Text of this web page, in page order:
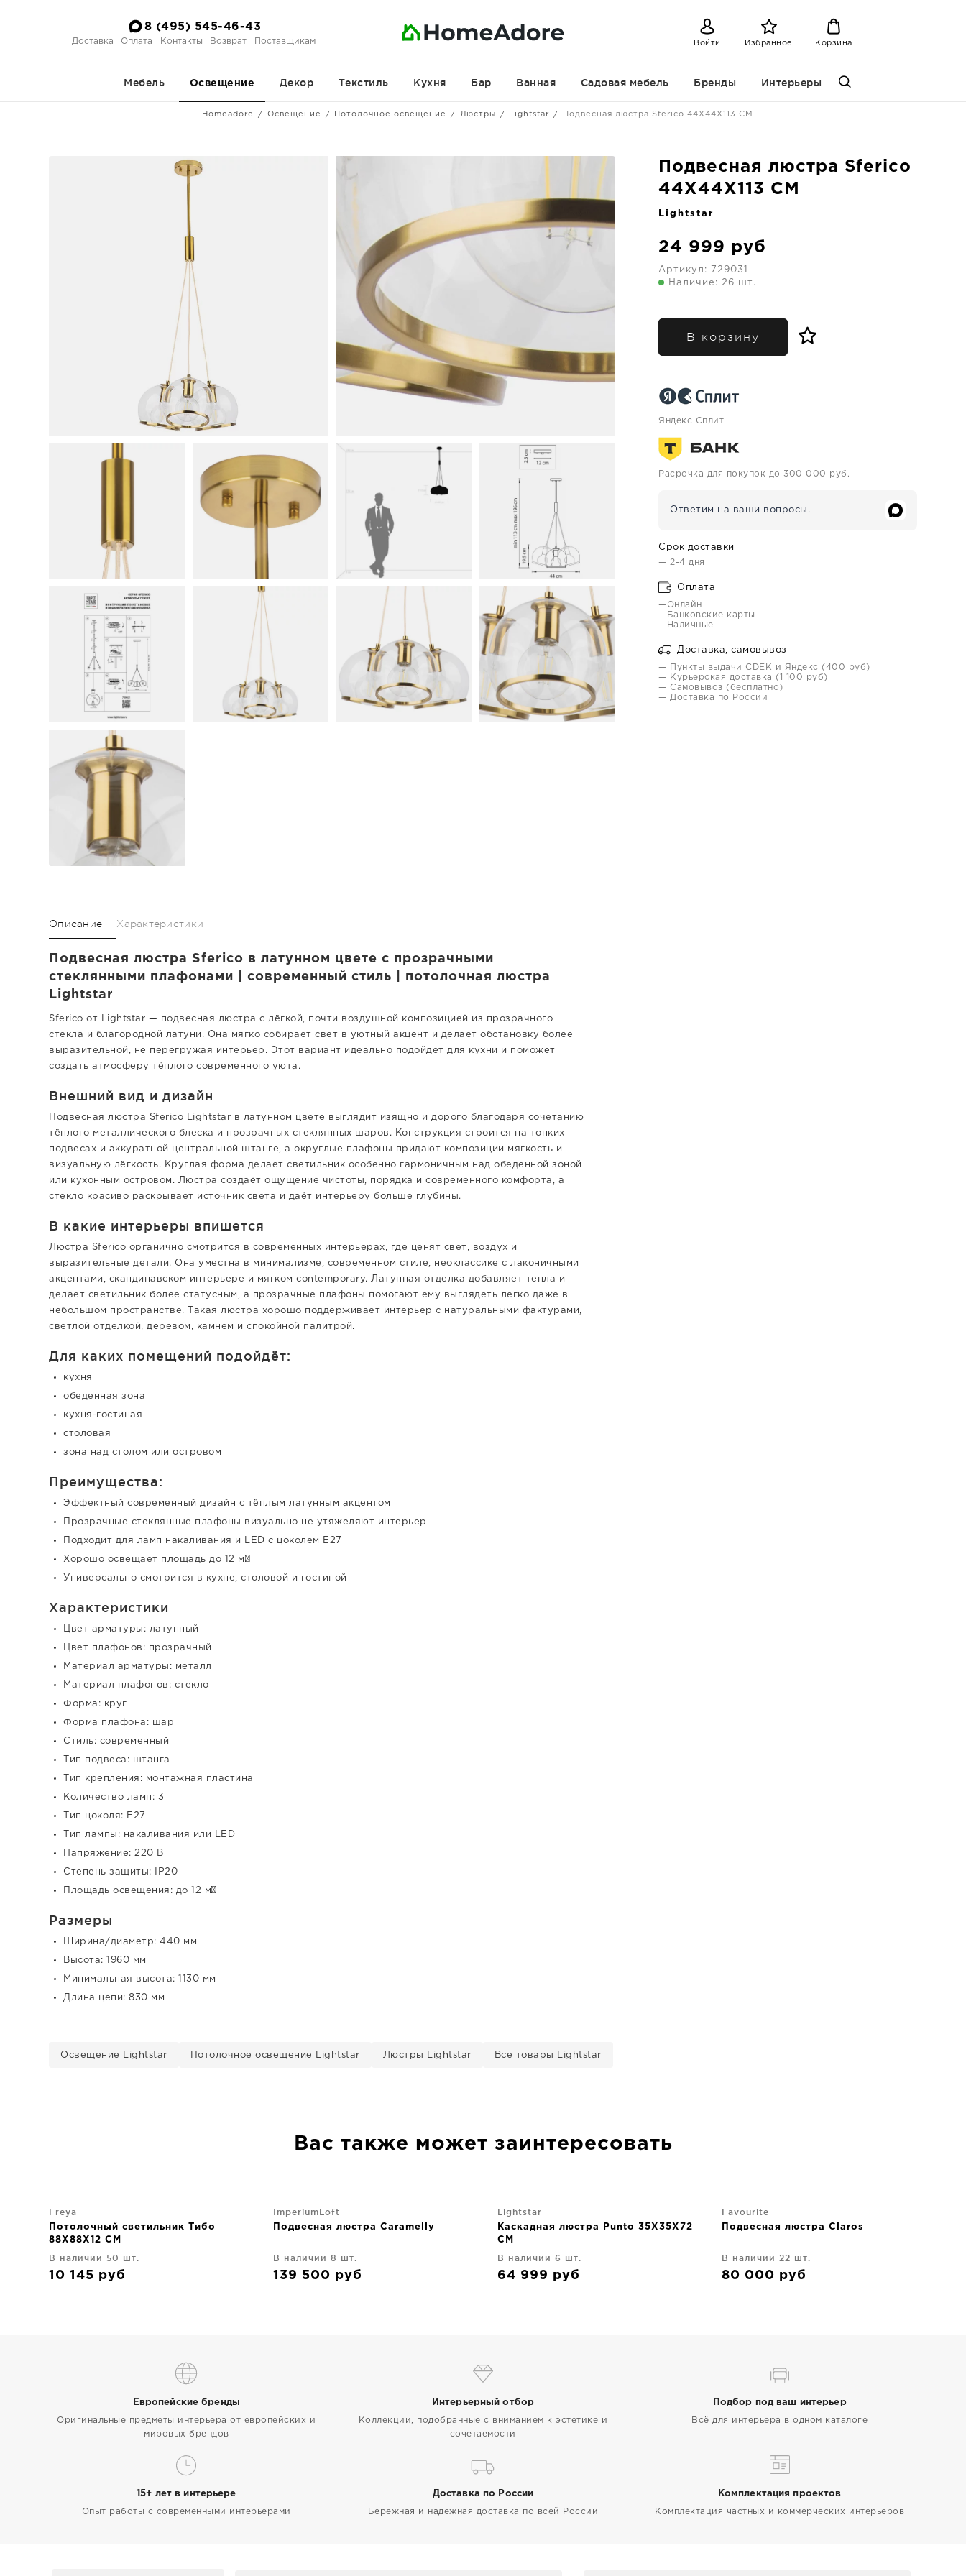
8 (495) 545-46-43
Доставка Оплата Контакты Возврат Поставщикам Войти Избранное Корзина
Мебель Освещение Декор Текстиль Кухня Бар Ванная Садовая мебель Бренды Интерьеры
Homeadore Освещение Потолочное освещение Люстры Lightstar Подвесная люстра Sferico 44X44X113 CM
Подвесная люстра Sferico
44X44X113 CM
Lightstar
24 999 руб
Артикул:
729031
Наличие: 26 шт.
В корзину
Яндекс Сплит
Расрочка для покупок до 300 000 руб.
Ответим на ваши вопросы.
Срок доставки
— 2-4 дня
Оплата
—Онлайн
—Банковские карты
—Наличные
Доставка, самовывоз
— Пункты выдачи CDEK и Яндекс (400 руб)
— Курьерская доставка (1 100 руб)
— Самовывоз (бесплатно)
— Доставка по России
Описание Характеристики
Подвесная люстра Sferico в латунном цвете с прозрачными
стеклянными плафонами | современный стиль | потолочная люстра
Lightstar
Sferico от Lightstar — подвесная люстра с лёгкой, почти воздушной композицией из прозрачного
стекла и благородной латуни. Она мягко собирает свет в уютный акцент и делает обстановку более
выразительной, не перегружая интерьер. Этот вариант идеально подойдет для кухни и поможет
создать атмосферу тёплого современного уюта.
Внешний вид и дизайн
Подвесная люстра Sferico Lightstar в латунном цвете выглядит изящно и дорого благодаря сочетанию
тёплого металлического блеска и прозрачных стеклянных шаров. Конструкция строится на тонких
подвесах и аккуратной центральной штанге, а округлые плафоны придают композиции мягкость и
визуальную лёгкость. Круглая форма делает светильник особенно гармоничным над обеденной зоной
или кухонным островом. Люстра создаёт ощущение чистоты, порядка и современного комфорта, а
стекло красиво раскрывает источник света и даёт интерьеру больше глубины.
В какие интерьеры впишется
Люстра Sferico органично смотрится в современных интерьерах, где ценят свет, воздух и
выразительные детали. Она уместна в минимализме, современном стиле, неоклассике с лаконичными
акцентами, скандинавском интерьере и мягком contemporary. Латунная отделка добавляет тепла и
делает светильник более статусным, а прозрачные плафоны помогают ему выглядеть легко даже в
небольшом пространстве. Такая люстра хорошо поддерживает интерьер с натуральными фактурами,
светлой отделкой, деревом, камнем и спокойной палитрой.
Для каких помещений подойдёт:
кухня
обеденная зона
кухня-гостиная
столовая
зона над столом или островом
Преимущества:
Эффектный современный дизайн с тёплым латунным акцентом
Прозрачные стеклянные плафоны визуально не утяжеляют интерьер
Подходит для ламп накаливания и LED с цоколем E27
Хорошо освещает площадь до 12 м²
Универсально смотрится в кухне, столовой и гостиной
Характеристики
Цвет арматуры: латунный
Цвет плафонов: прозрачный
Материал арматуры: металл
Материал плафонов: стекло
Форма: круг
Форма плафона: шар
Стиль: современный
Тип подвеса: штанга
Тип крепления: монтажная пластина
Количество ламп: 3
Тип цоколя: E27
Тип лампы: накаливания или LED
Напряжение: 220 В
Степень защиты: IP20
Площадь освещения: до 12 м²
Размеры
Ширина/диаметр: 440 мм
Высота: 1960 мм
Минимальная высота: 1130 мм
Длина цепи: 830 мм
Освещение Lightstar Потолочное освещение Lightstar Люстры Lightstar Все товары Lightstar
Вас также может заинтересовать
Freya
Потолочный светильник Тибо
88X88X12 CM
В наличии 50 шт.
10 145 руб
ImperiumLoft
Подвесная люстра Caramelly
В наличии 8 шт.
139 500 руб
Lightstar
Каскадная люстра Punto 35X35X72
CM
В наличии 6 шт.
64 999 руб
Favourite
Подвесная люстра Claros
В наличии 22 шт.
80 000 руб
Европейские бренды
Оригинальные предметы интерьера от европейских и
мировых брендов
Интерьерный отбор
Коллекции, подобранные с вниманием к эстетике и
сочетаемости
Подбор под ваш интерьер
Всё для интерьера в одном каталоге
15+ лет в интерьере
Опыт работы с современными интерьерами
Доставка по России
Бережная и надежная доставка по всей России
Комплектация проектов
Комплектация частных и коммерческих интерьеров